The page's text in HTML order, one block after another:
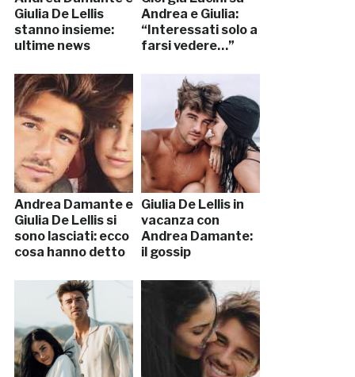
Giulia De Lellis
stanno insieme:
ultime news
Andrea e Giulia:
“Interessati solo a
farsi vedere…”
Andrea Damante e
Giulia De Lellis si
sono lasciati: ecco
cosa hanno detto
Giulia De Lellis in
vacanza con
Andrea Damante:
il gossip